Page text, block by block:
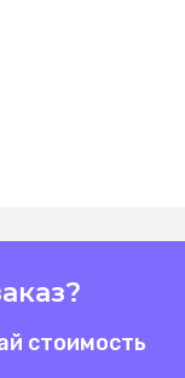
стоимость